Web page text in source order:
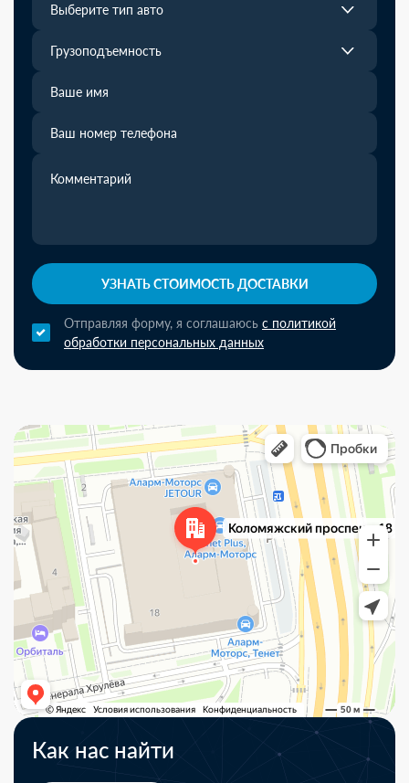
Выберите тип авто
Грузоподъемность
УЗНАТЬ СТОИМОСТЬ ДОСТАВКИ
Отправляя форму, я соглашаюсь с политикой
обработки персональных данных
Как нас найти